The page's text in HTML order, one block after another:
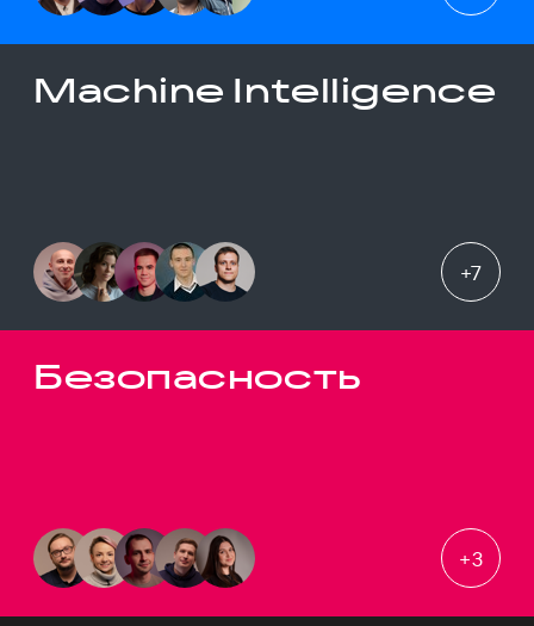
Machine Intelligence
+7
Безопасность
+3